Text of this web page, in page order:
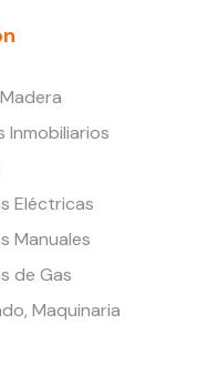
Eléctricas
Manuales
de Gas
Maquinaria